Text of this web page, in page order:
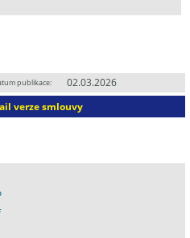
publikace:
02.03.2026
verze smlouvy